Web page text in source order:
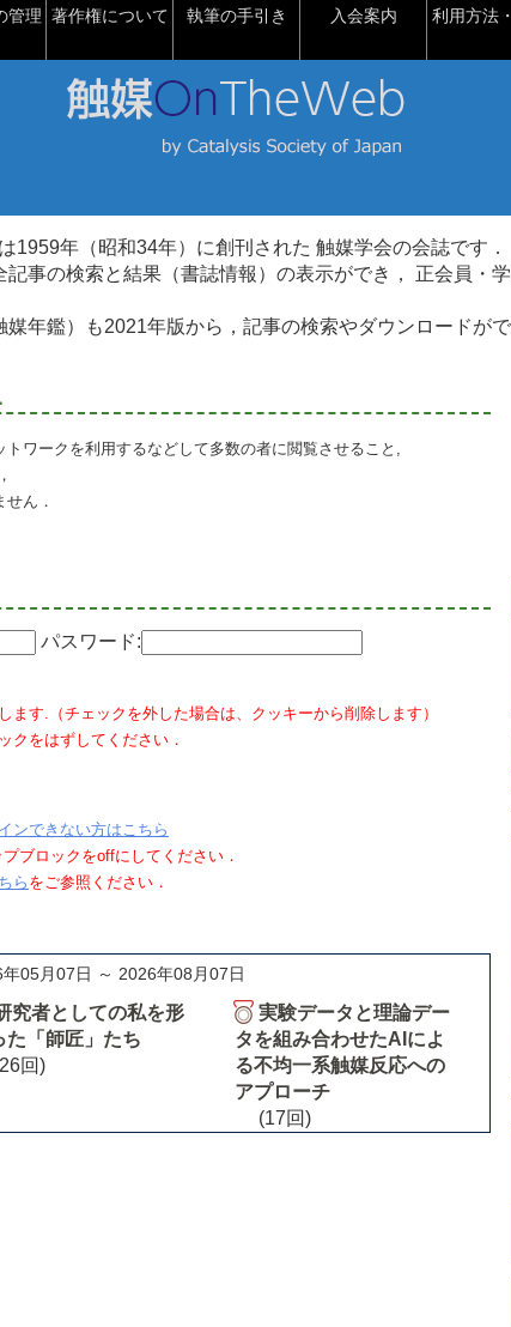
管理 著作権について 執筆の手引き 入会案内 利用方法
1959年（昭和34年）に創刊された 触媒学会の会誌です．
事の検索と結果（書誌情報）の表示ができ， 正会員・
年鑑）も2021年版から，記事の検索やダウンロードが
ワークを利用するなどして多数の者に閲覧させること,
ん．
パスワード:
ます.（チェックを外した場合は、クッキーから削除します）
クをはずしてください．
ンできない方はこちら
ブロックをoffにしてください．
ら をご参照ください．
年05月07日 ～ 2026年08月07日
究者としての私を形
た「師匠」たち
回)
実験データと理論デー
タを組み合わせたAIによ
る不均一系触媒反応への
アプローチ
(17回)